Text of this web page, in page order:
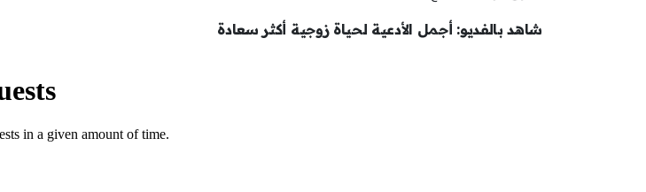
شاهد بالفديو: أجمل الأدعية لحياة زوجية أكثر سعادة